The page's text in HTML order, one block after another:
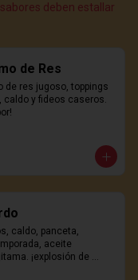
deben estallar
de Res
de res jugoso, toppings
caldo y fideos caseros.
caldo, panceta,
aceite
¡explosión de